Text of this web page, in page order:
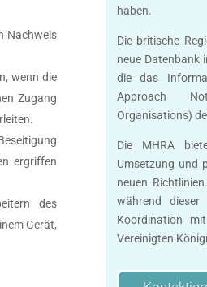
Nachweis
wenn die
Zugang
ergriffen
des
Gerät,
haben.
Die britische
neue Datenbank
die das
Approach
Organisations)
Die MHRA
Umsetzung und
neuen
während dieser
Koordination
Vereinigten